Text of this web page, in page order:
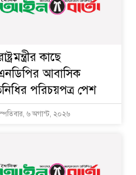
কা‌ছে
আবাসিক
পরিচয়পত্র পেশ
৬ অগাস্ট, ২০২৬